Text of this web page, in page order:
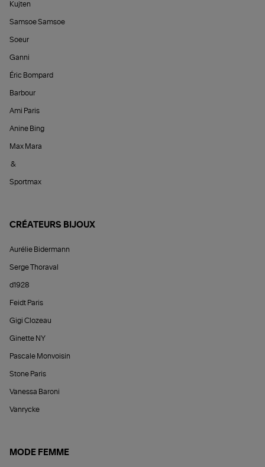
Kujten
Samsoe Samsoe
Soeur
Ganni
Éric Bompard
Barbour
Ami Paris
Anine Bing
Max Mara
&
Sportmax
CRÉATEURS BIJOUX
Aurélie Bidermann
Serge Thoraval
d1928
Feidt Paris
Gigi Clozeau
Ginette NY
Pascale Monvoisin
Stone Paris
Vanessa Baroni
Vanrycke
MODE FEMME